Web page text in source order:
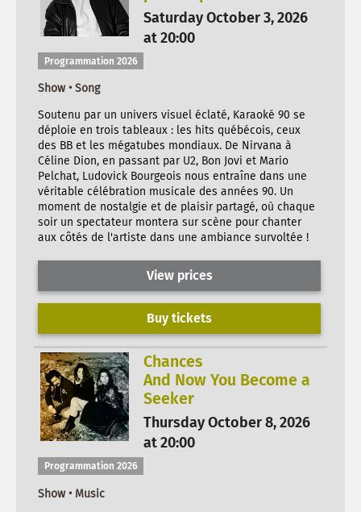
Saturday October 3, 2026
at 20:00
Programmation 2026
Show • Song
Soutenu par un univers visuel éclaté, Karaoké 90 se
déploie en trois tableaux : les hits québécois, ceux
des BB et les mégatubes mondiaux. De Nirvana à
Céline Dion, en passant par U2, Bon Jovi et Mario
Pelchat, Ludovick Bourgeois nous entraîne dans une
véritable célébration musicale des années 90. Un
moment de nostalgie et de plaisir partagé, où chaque
soir un spectateur montera sur scène pour chanter
aux côtés de l'artiste dans une ambiance survoltée !
View prices
Buy tickets
Chances
And Now You Become a
Seeker
Thursday October 8, 2026
at 20:00
Programmation 2026
Show • Music